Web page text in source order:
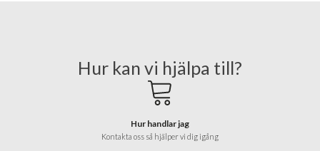
Hur kan vi hjälpa till?
Hur handlar jag
Kontakta oss så hjälper vi dig igång